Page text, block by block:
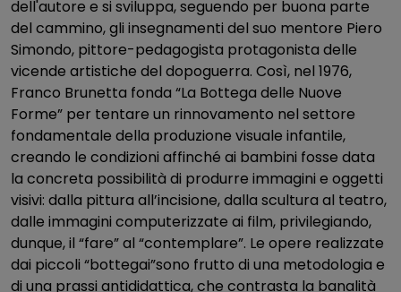
dell'autore e si sviluppa, seguendo per buona parte
del cammino, gli insegnamenti del suo mentore Piero
Simondo, pittore-pedagogista protagonista delle
vicende artistiche del dopoguerra. Così, nel 1976,
Franco Brunetta fonda “La Bottega delle Nuove
Forme” per tentare un rinnovamento nel settore
fondamentale della produzione visuale infantile,
creando le condizioni affinché ai bambini fosse data
la concreta possibilità di produrre immagini e oggetti
visivi: dalla pittura all’incisione, dalla scultura al teatro,
dalle immagini computerizzate ai film, privilegiando,
dunque, il “fare” al “contemplare”. Le opere realizzate
dai piccoli “bottegai”sono frutto di una metodologia e
di una prassi antididattica, che contrasta la banalità